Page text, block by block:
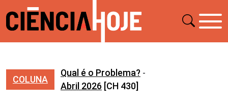
COLUNA
Qual é o Problema? -
Abril 2026 [CH 430]